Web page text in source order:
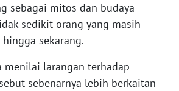
sebagai mitos dan budaya
sedikit orang yang masih
sekarang.
menilai larangan terhadap
sebenarnya lebih berkaitan